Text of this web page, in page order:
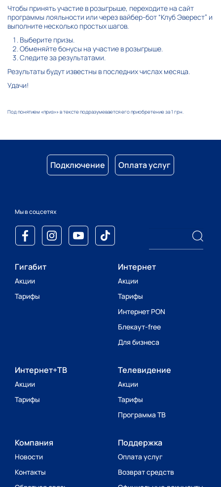
Чтобы принять участие в розыгрыше, переходите на сайт
программы лояльности или через вайбер-бот “Клуб Эверест” и
выполните несколько простых шагов.
Выберите призы.
Обменяйте бонусы на участие в розыгрыше.
Следите за результатами.
Результаты будут известны в последних числах месяца.
Удачи!
Под понятием «приз»» в тексте подразумевается его приобретение за 1 грн.
Подключение Оплата услуг
Мы в соцсетях
Гигабит
Акции
Тарифы
Интернет
Акции
Тарифы
Интернет PON
Блекаут-free
Для бизнеса
Интернет+ТВ
Акции
Тарифы
Телевидение
Акции
Тарифы
Программа ТВ
Поддержка
Оплата услуг
Возврат средств
Компания
Новости
Контакты